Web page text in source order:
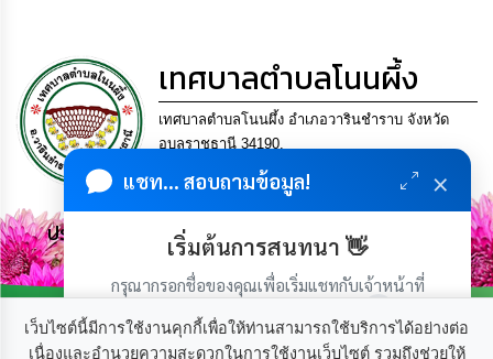
กิจการ
สภา
กิจการ
สภา
ท้อง
ถิ่น
ของ
เรา
การ
จัดการ
แชท... สอบถามข้อมูล! ×
เริ่มต้นการสนทนา 👋
กรุณากรอกชื่อของคุณเพื่อเริ่มแชทกับเจ้าหน้าที่
เทศบาลตำบลโนนผึ้ง
เทศบาลตำบลโนนผึ้ง อำเภอวารินชำราบ จังหวัด
อุบลราชธานี 34190.
โทร. 045-953452 แฟกซ์ 045-953452 Email
saraban_06341515@dla.go.th
ประชาชน มีภูมิคุ้มกัน พึ่งพาตนเอง พอเพียง เป็นสุข
เว็บไซต์นี้มีการใช้งานคุกกี้เพื่อให้ท่านสามารถใช้บริการได้อย่างต่อ
เนื่องและอำนวยความสะดวกในการใช้งานเว็บไซต์ รวมถึงช่วยให้